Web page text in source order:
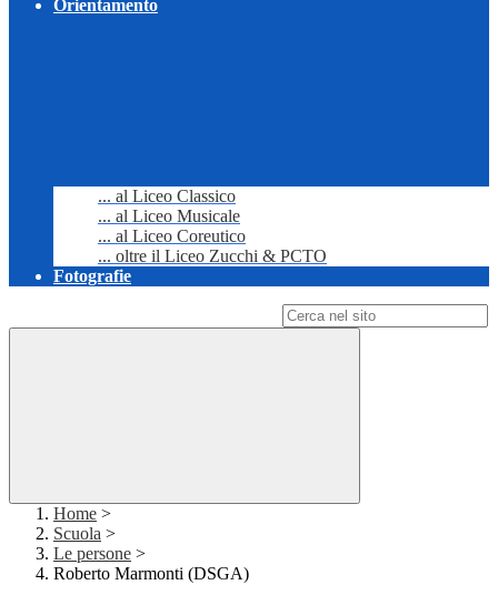
Orientamento
... al Liceo Classico
... al Liceo Musicale
... al Liceo Coreutico
... oltre il Liceo Zucchi & PCTO
Fotografie
Home >
Scuola >
Le persone >
Roberto Marmonti (DSGA)